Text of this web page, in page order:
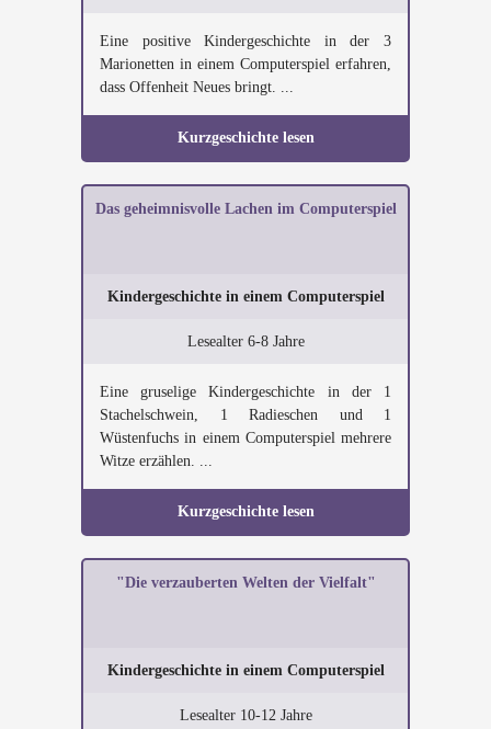
Eine positive Kindergeschichte in der 3
Marionetten in einem Computerspiel erfahren,
dass Offenheit Neues bringt. ...
Kurzgeschichte lesen
Das geheimnisvolle Lachen im Computerspiel
Kindergeschichte in einem Computerspiel
Lesealter 6-8 Jahre
Eine gruselige Kindergeschichte in der 1
Stachelschwein, 1 Radieschen und 1
Wüstenfuchs in einem Computerspiel mehrere
Witze erzählen. ...
Kurzgeschichte lesen
"Die verzauberten Welten der Vielfalt"
Kindergeschichte in einem Computerspiel
Lesealter 10-12 Jahre